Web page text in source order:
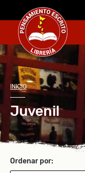
INICIO
Juvenil
Ordenar por: